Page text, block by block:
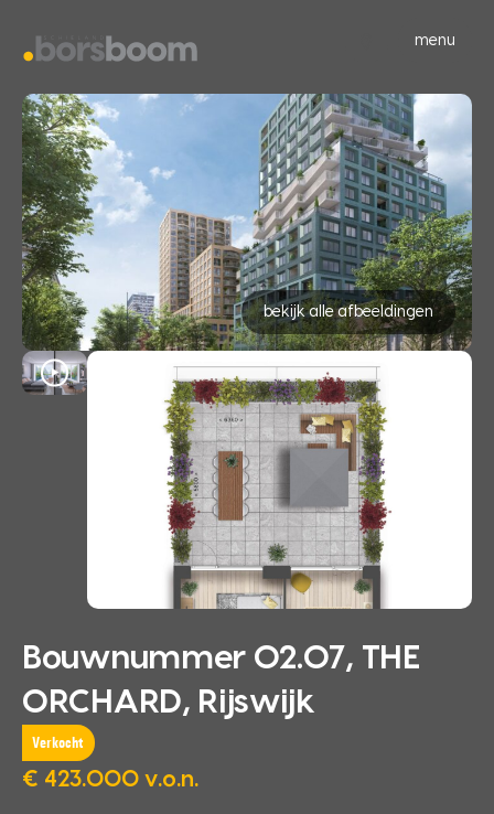
menu
bekijk alle afbeeldingen
Bouwnummer 02.07, THE
ORCHARD, Rijswijk
Verkocht
€ 423.000 v.o.n.